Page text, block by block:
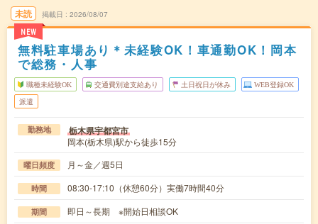
未読
NEW
掲載日 2026/08/07
無料駐車場あり＊未経験OK！車通勤OK！岡本
で総務・人事
職種未経験OK 交通費別途支給あり 土日祝日が休み WEB登録OK
派遣
勤務地 栃木県宇都宮市
岡本(栃木県)駅から徒歩15分
曜日頻度 月～金／週5日
時間 08:30-17:10（休憩60分）実働7時間40分
期間 即日～長期 ※開始日相談OK